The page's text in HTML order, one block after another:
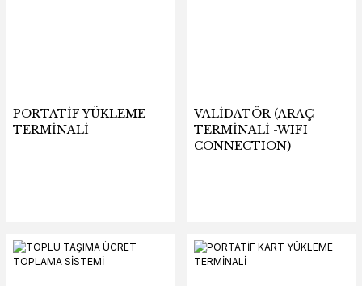
PORTATİF YÜKLEME
TERMİNALİ
VALİDATÖR (ARAÇ
TERMİNALİ -WIFI
CONNECTION)